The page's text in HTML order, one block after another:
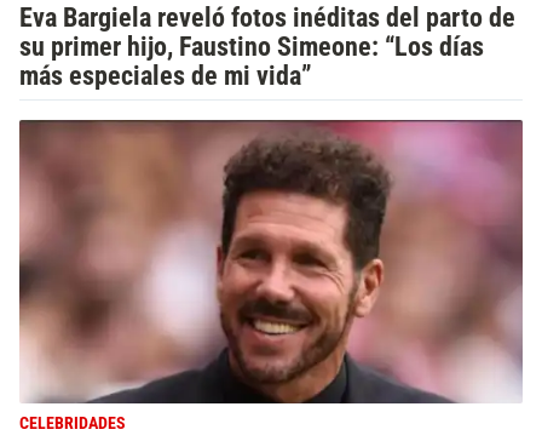
Eva Bargiela reveló fotos inéditas del parto de
su primer hijo, Faustino Simeone: “Los días
más especiales de mi vida”
CELEBRIDADES